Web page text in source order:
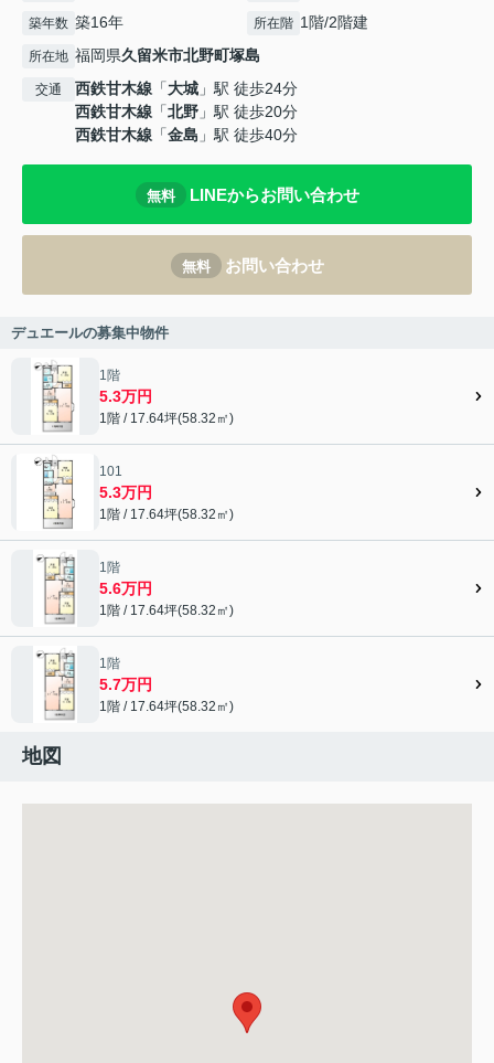
築年数 築16年 所在階 1階/2階建
所在地 福岡県久留米市北野町塚島
交通 西鉄甘木線 「大城 」駅 徒歩24分
西鉄甘木線 「北野 」駅 徒歩20分
西鉄甘木線 「金島 」駅 徒歩40分
無料 LINEからお問い合わせ
無料 お問い合わせ
デュエールの募集中物件
1階
5.3万円
1階 / 17.64坪(58.32㎡)
101
5.3万円
1階 / 17.64坪(58.32㎡)
1階
5.6万円
1階 / 17.64坪(58.32㎡)
1階
5.7万円
1階 / 17.64坪(58.32㎡)
地図